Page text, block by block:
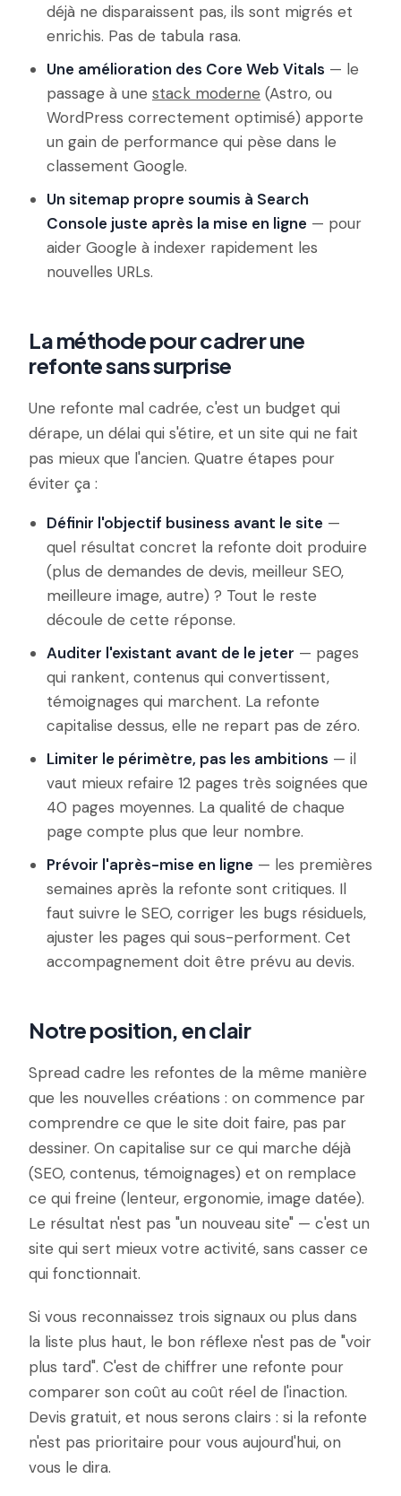
déjà ne disparaissent pas, ils sont migrés et
enrichis. Pas de tabula rasa.
Une amélioration des Core Web Vitals — le
passage à une stack moderne (Astro, ou
WordPress correctement optimisé) apporte
un gain de performance qui pèse dans le
classement Google.
Un sitemap propre soumis à Search
Console juste après la mise en ligne — pour
aider Google à indexer rapidement les
nouvelles URLs.
La méthode pour cadrer une
refonte sans surprise
Une refonte mal cadrée, c'est un budget qui
dérape, un délai qui s'étire, et un site qui ne fait
pas mieux que l'ancien. Quatre étapes pour
éviter ça :
Définir l'objectif business avant le site —
quel résultat concret la refonte doit produire
(plus de demandes de devis, meilleur SEO,
meilleure image, autre) ? Tout le reste
découle de cette réponse.
Auditer l'existant avant de le jeter — pages
qui rankent, contenus qui convertissent,
témoignages qui marchent. La refonte
capitalise dessus, elle ne repart pas de zéro.
Limiter le périmètre, pas les ambitions — il
vaut mieux refaire 12 pages très soignées que
40 pages moyennes. La qualité de chaque
page compte plus que leur nombre.
Prévoir l'après-mise en ligne — les premières
semaines après la refonte sont critiques. Il
faut suivre le SEO, corriger les bugs résiduels,
ajuster les pages qui sous-performent. Cet
accompagnement doit être prévu au devis.
Notre position, en clair
Spread cadre les refontes de la même manière
que les nouvelles créations : on commence par
comprendre ce que le site doit faire, pas par
dessiner. On capitalise sur ce qui marche déjà
(SEO, contenus, témoignages) et on remplace
ce qui freine (lenteur, ergonomie, image datée).
Le résultat n'est pas "un nouveau site" — c'est un
site qui sert mieux votre activité, sans casser ce
qui fonctionnait.
Si vous reconnaissez trois signaux ou plus dans
la liste plus haut, le bon réflexe n'est pas de "voir
plus tard". C'est de chiffrer une refonte pour
comparer son coût au coût réel de l'inaction.
Devis gratuit, et nous serons clairs : si la refonte
n'est pas prioritaire pour vous aujourd'hui, on
vous le dira.